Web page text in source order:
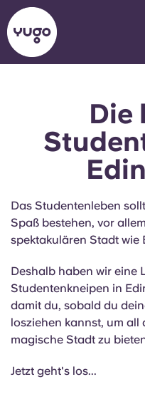
Standorte
Konto
Wähle ein Land aus
English
English
Català
Italian
Die
Das Studentenleben
Spaß bestehen, vor
spektakulären Stadt wie
Deshalb haben wir eine
Studentenkneipen in
damit du, sobald du
losziehen kannst, um all
magische Stadt zu
Jetzt geht's los...